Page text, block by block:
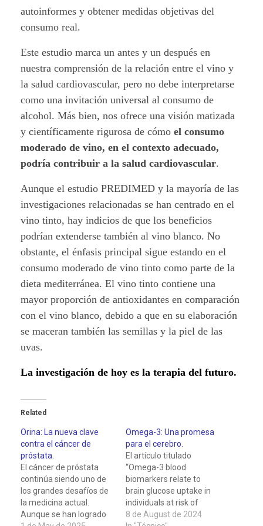
autoinformes y obtener medidas objetivas del
consumo real.
Este estudio marca un antes y un después en
nuestra comprensión de la relación entre el vino y
la salud cardiovascular, pero no debe interpretarse
como una invitación universal al consumo de
alcohol. Más bien, nos ofrece una visión matizada
y científicamente rigurosa de cómo el consumo
moderado de vino, en el contexto adecuado,
podría contribuir a la salud cardiovascular.
Aunque el estudio PREDIMED y la mayoría de las
investigaciones relacionadas se han centrado en el
vino tinto, hay indicios de que los beneficios
podrían extenderse también al vino blanco. No
obstante, el énfasis principal sigue estando en el
consumo moderado de vino tinto como parte de la
dieta mediterránea. El vino tinto contiene una
mayor proporción de antioxidantes en comparación
con el vino blanco, debido a que en su elaboración
se maceran también las semillas y la piel de las
uvas.
La investigación de hoy es la terapia del futuro.
Related
Orina: La nueva clave
contra el cáncer de
próstata.
El cáncer de próstata
continúa siendo uno de
los grandes desafíos de
la medicina actual.
Aunque se han logrado
Omega-3: Una promesa
para el cerebro.
El artículo titulado
“Omega-3 blood
biomarkers relate to
brain glucose uptake in
individuals at risk of
Alzheimer’s disease
8 de August de 2024